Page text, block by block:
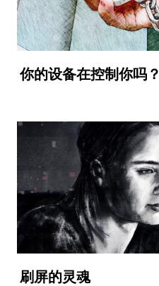
你的设备在控制你吗？
刷屏的灵魂